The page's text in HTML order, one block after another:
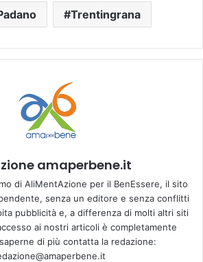
Trentingrana
amaperbene.it
di AliMentAzione per il BenEssere, il sito
senza un editore e senza conflitti
pubblicità e, a differenza di molti altri siti
ai nostri articoli è completamente
di più contatta la redazione: